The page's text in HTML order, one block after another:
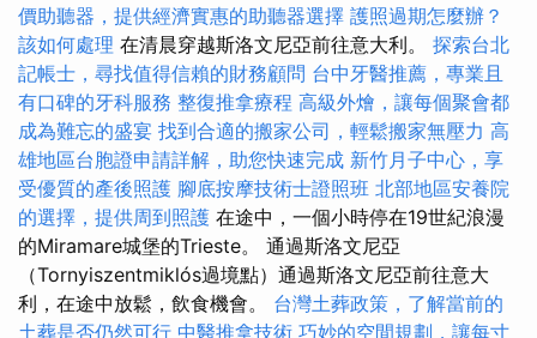
價助聽器，提供經濟實惠的助聽器選擇 護照過期怎麼辦？
該如何處理 在清晨穿越斯洛文尼亞前往意大利。 探索台北
記帳士，尋找值得信賴的財務顧問 台中牙醫推薦，專業且
有口碑的牙科服務 整復推拿療程 高級外燴，讓每個聚會都
成為難忘的盛宴 找到合適的搬家公司，輕鬆搬家無壓力 高
雄地區台胞證申請詳解，助您快速完成 新竹月子中心，享
受優質的產後照護 腳底按摩技術士證照班 北部地區安養院
的選擇，提供周到照護 在途中，一個小時停在19世紀浪漫
的Miramare城堡的Trieste。 通過斯洛文尼亞
（Tornyiszentmiklós過境點）通過斯洛文尼亞前往意大
利，在途中放鬆，飲食機會。 台灣土葬政策，了解當前的
土葬是否仍然可行 中醫推拿技術 巧妙的空間規劃，讓每寸